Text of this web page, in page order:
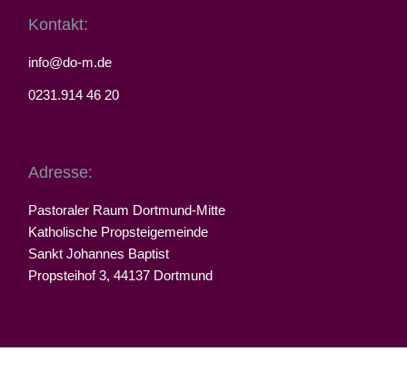
Kontakt:
info@do-m.de
0231.914 46 20
Adresse:
Pastoraler Raum Dortmund-Mitte
Katholische Propsteigemeinde
Sankt Johannes Baptist
Propsteihof 3, 44137 Dortmund